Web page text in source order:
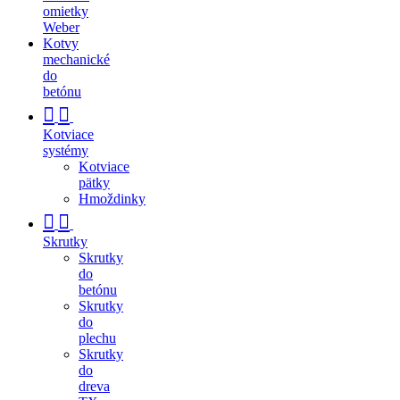
omietky
Weber
Kotvy
mechanické
do
betónu
Kotviace
systémy
Kotviace
pätky
Hmoždinky
Skrutky
Skrutky
do
betónu
Skrutky
do
plechu
Skrutky
do
dreva